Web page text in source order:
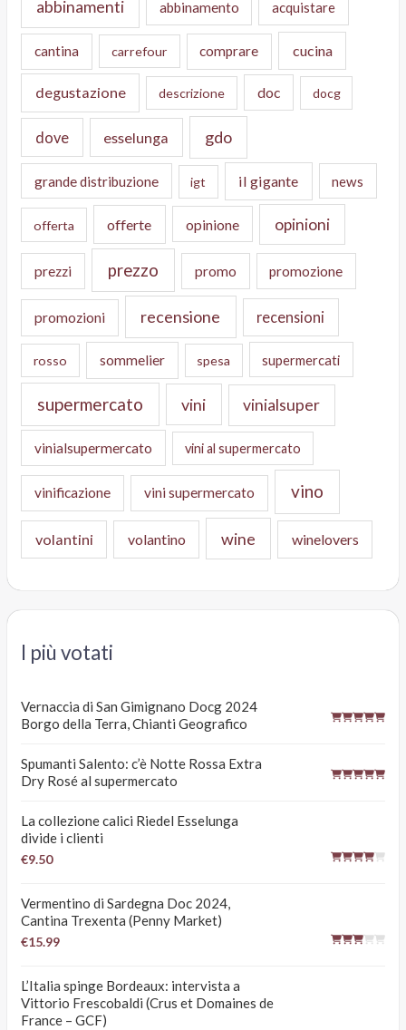
abbinamenti abbinamento acquistare
cantina carrefour comprare cucina
degustazione descrizione doc docg
dove esselunga gdo
grande distribuzione igt il gigante news
offerta offerte opinione opinioni
prezzi prezzo promo promozione
promozioni recensione recensioni
rosso sommelier spesa supermercati
supermercato vini vinialsuper
vinialsupermercato vini al supermercato
vinificazione vini supermercato vino
volantini volantino wine winelovers
I più votati
Vernaccia di San Gimignano Docg 2024
Borgo della Terra, Chianti Geografico
Spumanti Salento: c’è Notte Rossa Extra
Dry Rosé al supermercato
La collezione calici Riedel Esselunga
divide i clienti
€9.50
Vermentino di Sardegna Doc 2024,
Cantina Trexenta (Penny Market)
€15.99
L’Italia spinge Bordeaux: intervista a
Vittorio Frescobaldi (Crus et Domaines de
France – GCF)